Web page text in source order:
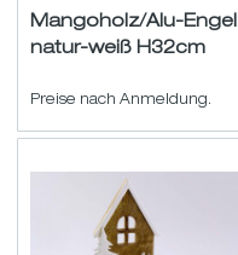
Mangoholz/Alu-Engel
natur-weiß H32cm
Preise nach Anmeldung.